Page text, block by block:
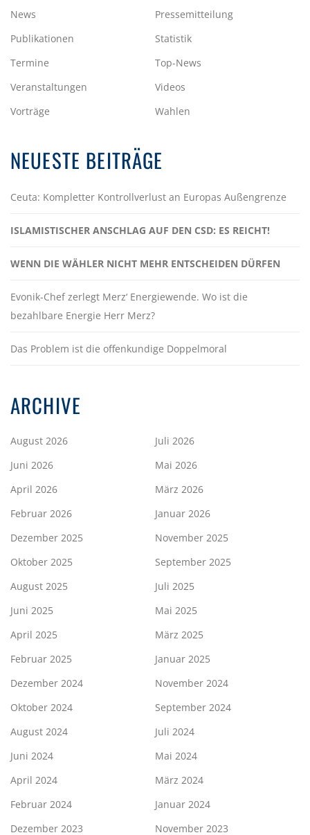
News
Pressemitteilung
Publikationen
Statistik
Termine
Top-News
Veranstaltungen
Videos
Vorträge
Wahlen
NEUESTE BEITRÄGE
Ceuta: Kompletter Kontrollverlust an Europas Außengrenze
ISLAMISTISCHER ANSCHLAG AUF DEN CSD: ES REICHT!
WENN DIE WÄHLER NICHT MEHR ENTSCHEIDEN DÜRFEN
Evonik-Chef zerlegt Merz‘ Energiewende. Wo ist die
bezahlbare Energie Herr Merz?
Das Problem ist die offenkundige Doppelmoral
ARCHIVE
August 2026
Juli 2026
Juni 2026
Mai 2026
April 2026
März 2026
Februar 2026
Januar 2026
Dezember 2025
November 2025
Oktober 2025
September 2025
August 2025
Juli 2025
Juni 2025
Mai 2025
April 2025
März 2025
Februar 2025
Januar 2025
Dezember 2024
November 2024
Oktober 2024
September 2024
August 2024
Juli 2024
Juni 2024
Mai 2024
April 2024
März 2024
Februar 2024
Januar 2024
Dezember 2023
November 2023